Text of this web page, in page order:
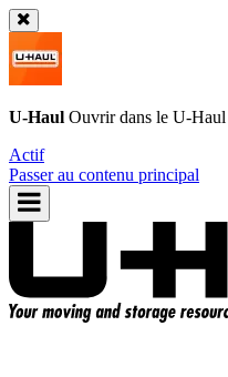
U-Haul Ouvrir dans le U-Haul
Actif
Passer au contenu principal